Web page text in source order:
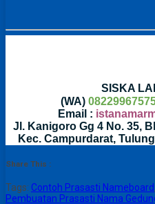
SISKA
(WA)
Email :
Jl. Kanigoro Gg 4 No. 35,
Kec. Campurdarat,
Share This :
Tags: Contoh Prasasti Nameboard,
Pembuatan Prasasti Nama